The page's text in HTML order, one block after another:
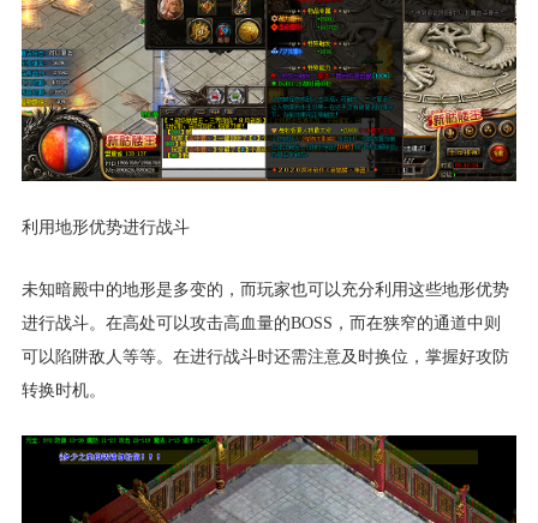
利用地形优势进行战斗
未知暗殿中的地形是多变的，而玩家也可以充分利用这些地形优势
进行战斗。在高处可以攻击高血量的BOSS，而在狭窄的通道中则
可以陷阱敌人等等。在进行战斗时还需注意及时换位，掌握好攻防
转换时机。